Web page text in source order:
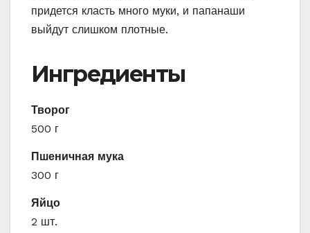
придется класть много муки, и папанаши
выйдут слишком плотные.
Ингредиенты
Творог
500 г
Пшеничная мука
300 г
Яйцо
2 шт.